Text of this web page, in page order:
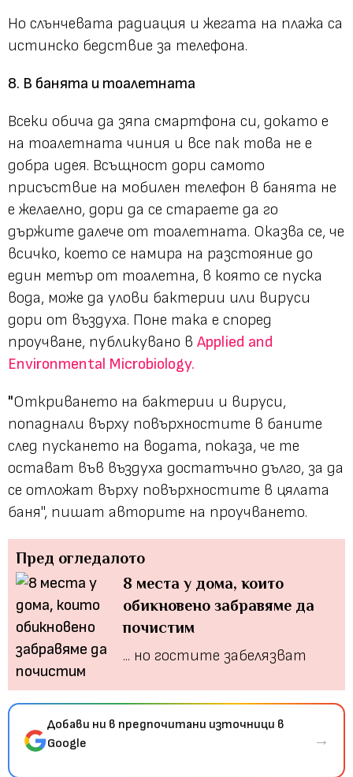
Но слънчевата радиация и жегата на плажа са
истинско бедствие за телефона.
8. В банята и тоалетната
Всеки обича да зяпа смартфона си, докато е
на тоалетната чиния и все пак това не е
добра идея. Всъщност дори самото
присъствие на мобилен телефон в банята не
е желаелно, дори да се стараете да го
държите далече от тоалетната. Оказва се, че
всичко, което се намира на разстояние до
един метър от тоалетна, в която се пуска
вода, може да улови бактерии или вируси
дори от въздуха. Поне така е според
проучване, публикувано в Applied and
Environmental Microbiology.
"Откриването на бактерии и вируси,
попаднали върху повърхностите в баните
след пускането на водата, показа, че те
остават във въздуха достатъчно дълго, за да
се отложат върху повърхностите в цялата
баня", пишат авторите на проучването.
Пред огледалото
8 места у дома, които
обикновено забравяме да
почистим
... но гостите забелязват
Добави ни в предпочитани източници в
Google
→